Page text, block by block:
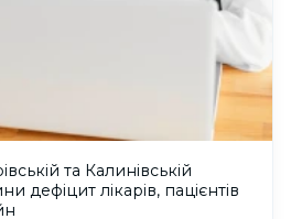
та Калинівській
дефіцит лікарів, пацієнтів